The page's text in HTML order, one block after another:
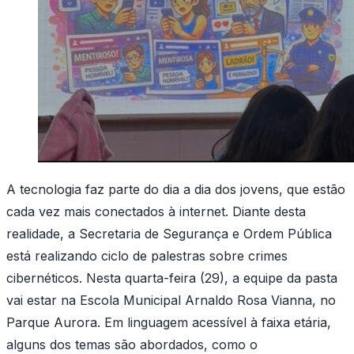
A tecnologia faz parte do dia a dia dos jovens, que estão
cada vez mais conectados à internet. Diante desta
realidade, a Secretaria de Segurança e Ordem Pública
está realizando ciclo de palestras sobre crimes
cibernéticos. Nesta quarta-feira (29), a equipe da pasta
vai estar na Escola Municipal Arnaldo Rosa Vianna, no
Parque Aurora. Em linguagem acessível à faixa etária,
alguns dos temas são abordados, como o